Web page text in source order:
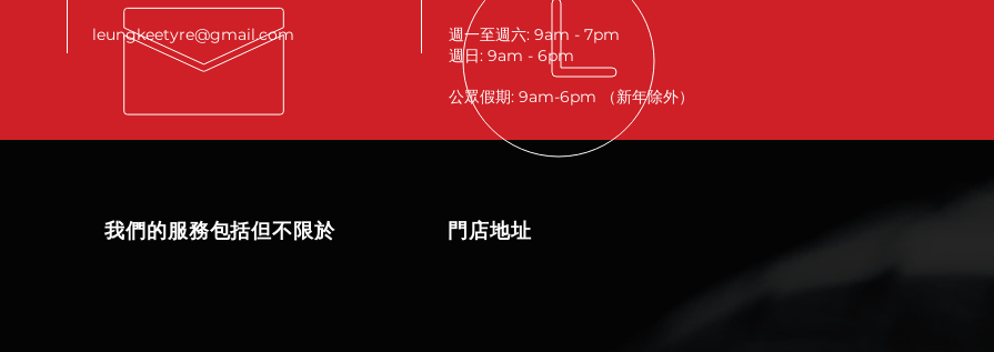
leungkeetyre@gmail.com
週一至週六: 9am - 7pm
週日: 9am - 6pm
公眾假期: 9am-6pm （新年除外）
我們的服務包括但不限於 門店地址